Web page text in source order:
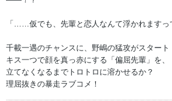
「……仮でも、先輩と恋人なんて浮かれますっ
千載一遇のチャンスに、野嶋の猛攻がスタート
キス一つで顔を真っ赤にする「偏屈先輩」を、
立てなくなるまでトロトロに溶かせるか？
理屈抜きの暴走ラブコメ！